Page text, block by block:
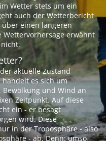
Wetter stets um ein
auch der Wetterbericht
einen längeren
erwähnt
aktuelle Zustand
es sich um
und Wind an
Zeitpunkt. Auf diese
ein - er besagt
wird. Diese
in der Troposphäre - also
- ab. Denn: umso